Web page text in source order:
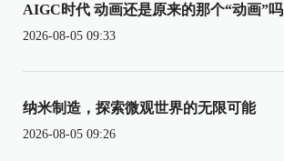
AIGC时代 动画还是原来的那个“动画”吗
2026-08-05 09:33
纳米制造，探索微观世界的无限可能
2026-08-05 09:26